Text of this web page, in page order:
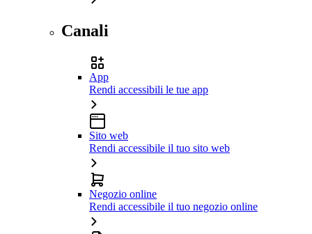
Canali
App
Rendi accessibili le tue app
Sito web
Rendi accessibile il tuo sito web
Negozio online
Rendi accessibile il tuo negozio online